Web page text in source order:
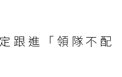
跟進「領隊不配